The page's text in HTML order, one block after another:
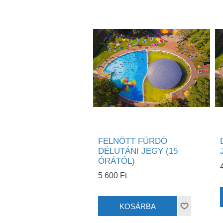
FELNÖTT FÜRDÖ
DÉLUTÁNI JEGY (15
ÓRÁTÓL)
5 600 Ft